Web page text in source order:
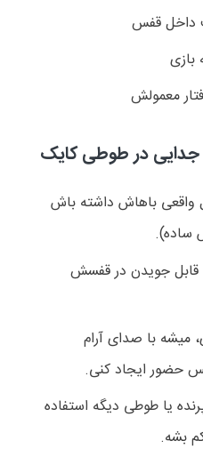
داخل قفس
بازی
معمولش
در طوطی کایک
واقعی باهاش داشته باش
ساده).
قابل جویدن در قفسش
میشه با صدای آرام
حضور ایجاد کنی.
یا طوطی دیگه استفاده
بشه.